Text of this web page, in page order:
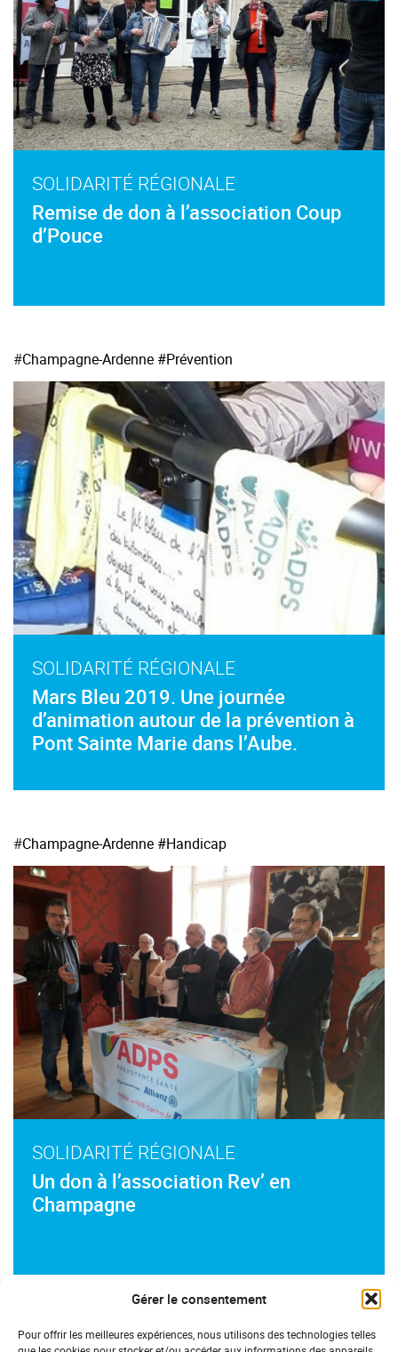
Gérer le consentement
Pour offrir les meilleures expériences, nous utilisons des technologies telles
SOLIDARITÉ RÉGIONALE
Remise de don à l’association Coup
d’Pouce
#Champagne-Ardenne #Prévention
SOLIDARITÉ RÉGIONALE
Mars Bleu 2019. Une journée
d’animation autour de la prévention à
Pont Sainte Marie dans l’Aube.
#Champagne-Ardenne #Handicap
SOLIDARITÉ RÉGIONALE
Un don à l’association Rev’ en
Champagne
#Champagne-Ardenne #Aide